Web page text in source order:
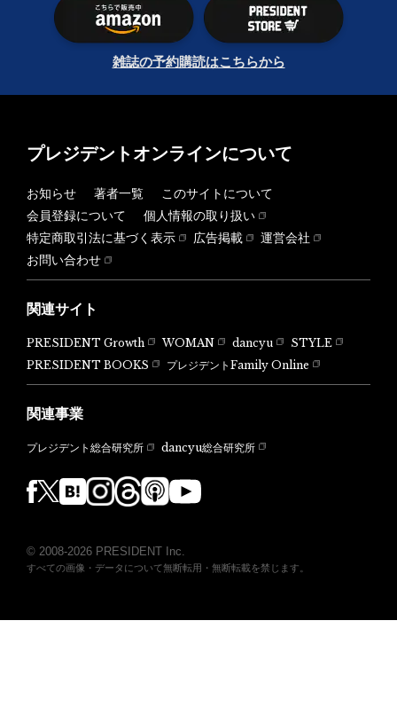
雑誌の予約購読はこちらから
プレジデントオンラインについて
お知らせ 著者一覧
このサイトについて
会員登録について
個人情報の取り扱い
特定商取引法に基づく表示
広告掲載
運営会社
お問い合わせ
関連サイト
PRESIDENT Growth WOMAN dancyu
STYLE
PRESIDENT BOOKS
プレジデントFamily Online
関連事業
プレジデント総合研究所 dancyu総合研究所
© 2008-2026 PRESIDENT Inc.
すべての画像・データについて無断転用・無断転載を禁じます。